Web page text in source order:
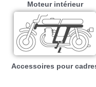
Moteur intérieur​
Accessoires pour